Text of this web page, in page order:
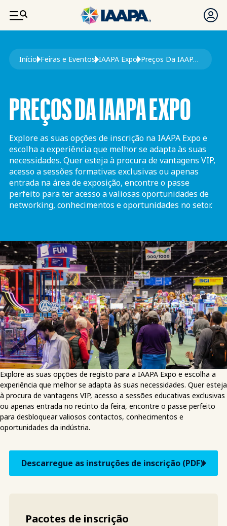
PASSAR PARA O CONTEÚDO PRINCIPAL
Navegação estrutural
Início Feiras e Eventos IAAPA Expo Preços Da IAAPA Expo
PREÇOS DA IAAPA EXPO
Explore as suas opções de inscrição na IAAPA Expo e
escolha a experiência que melhor se adapta às suas
necessidades. Quer esteja à procura de vantagens VIP,
acesso a sessões formativas exclusivas ou apenas
entrada na área de exposição, encontre o passe
perfeito para ter acesso a valiosas oportunidades de
networking, conhecimentos e oportunidades no setor.
Explore as suas opções de registo para a IAAPA Expo e escolha a
experiência que melhor se adapta às suas necessidades. Quer esteja
à procura de vantagens VIP, acesso a sessões educativas exclusivas
ou apenas entrada no recinto da feira, encontre o passe perfeito
para desbloquear valiosos contactos, conhecimentos e
oportunidades da indústria.
Descarregue as instruções de inscrição (PDF)
Pacotes de inscrição